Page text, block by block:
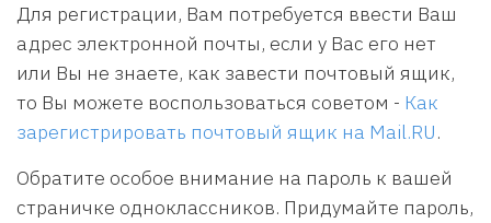
Для регистрации, Вам потребуется ввести Ваш
адрес электронной почты, если у Вас его нет
или Вы не знаете, как завести почтовый ящик,
то Вы можете воспользоваться советом - Как
зарегистрировать почтовый ящик на Mail.RU.
Обратите особое внимание на пароль к вашей
страничке одноклассников. Придумайте пароль,